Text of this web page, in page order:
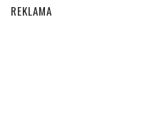
REKLAMA